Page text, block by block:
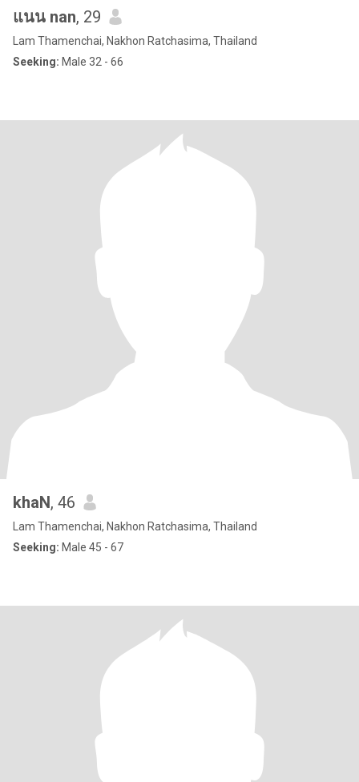
แนน nan, 29
Lam Thamenchai, Nakhon Ratchasima, Thailand
Seeking: Male 32 - 66
khaN, 46
Lam Thamenchai, Nakhon Ratchasima, Thailand
Seeking: Male 45 - 67